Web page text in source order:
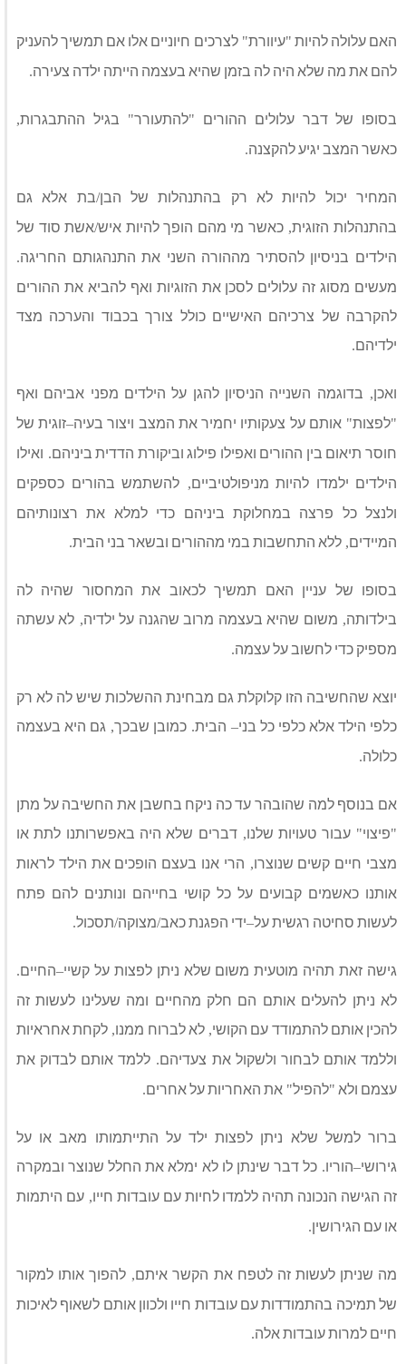
האם עלולה להיות "עיוורת"לצרכים חיוניים אלו אם תמשיך להעניק
להם את מה שלא היה לה בזמן שהיא בעצמה הייתה ילדה צעירה.
בסופו של דבר עלולים ההורים "להתעורר" בגיל ההתבגרות,
כאשר המצב יגיע להקצנה.
המחיר יכול להיות לא רק בהתנהלות של הבן/בת אלא גם
בהתנהלות הזוגית,כאשר מי מהם הופך להיות איש/אשת סוד של
הילדים בניסיון להסתיר מההורה השני את התנהגותם החריגה.
מעשים מסוג זה עלולים לסכן את הזוגיות ואף להביא את ההורים
להקרבה של צרכיהם האישיים כולל צורך בכבוד והערכה מצד
ילדיהם.
ואכן, בדוגמה השנייה הניסיון להגן על הילדים מפני אביהם ואף
"לפצות"אותם על צעקותיו יחמיר את המצב ויצור בעיה–זוגית של
חוסר תיאום בין ההורים ואפילו פילוג וביקורת הדדית ביניהם. ואילו
הילדים ילמדו להיות מניפולטיביים, להשתמש בהורים כספקים
ולנצל כל פרצה במחלוקת ביניהם כדי למלא את רצונותיהם
המיידים, ללא התחשבות במי מההורים ובשאר בני הבית.
בסופו של עניין האם תמשיך לכאוב את המחסור שהיה לה
בילדותה, משום שהיא בעצמה מרוב שהגנה על ילדיה, לא עשתה
מספיק כדי לחשוב על עצמה.
יוצא שהחשיבה הזו קלוקלת גם מבחינת ההשלכות שיש לה לא רק
כלפי הילד אלא כלפי כל בני– הבית. כמובן שבכך, גם היא בעצמה
כלולה.
אם בנוסף למה שהובהר עד כה ניקח בחשבן את החשיבה על מתן
"פיצוי"עבור טעויות שלנו,דברים שלא היה באפשרותנו לתת או
מצבי חיים קשים שנוצרו, הרי אנו בעצם הופכים את הילד לראות
אותנו כאשמים קבועים על כל קושי בחייהם ונותנים להם פתח
לעשות סחיטה רגשית על–ידי הפגנת כאב/מצוקה/תסכול.
גישה זאת תהיה מוטעית משום שלא ניתן לפצות על קשיי–החיים.
לא ניתן להעלים אותם הם חלק מהחיים ומה שעלינו לעשות זה
להכין אותם להתמודד עם הקושי,לא לברוח ממנו, לקחת אחראיות
וללמד אותם לבחור ולשקול את צעדיהם. ללמד אותם לבדוק את
עצמם ולא "להפיל" את האחריות על אחרים.
ברור למשל שלא ניתן לפצות ילד על התייתמותו מאב או על
גירושי–הוריו.כל דבר שינתן לו לא ימלא את החלל שנוצר ובמקרה
זה הגישה הנכונה תהיה ללמדו לחיות עם עובדות חייו,עם היתמות
או עם הגירושין.
מה שניתן לעשות זה לטפח את הקשר איתם, להפוך אותו למקור
של תמיכה בהתמודדות עם עובדות חייו ולכוון אותם לשאוף לאיכות
חיים למרות עובדות אלה.